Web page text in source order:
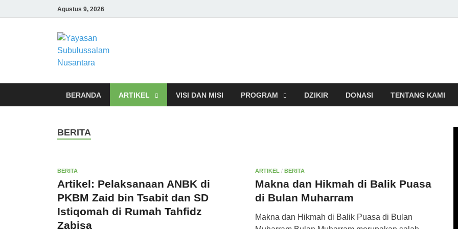
Agustus 9, 2026
BERANDA ARTIKEL VISI DAN MISI PROGRAM DZIKIR DONASI TENTANG KAMI
BERITA
BERITA
Artikel: Pelaksanaan ANBK di
PKBM Zaid bin Tsabit dan SD
Istiqomah di Rumah Tahfidz
Zabisa
ARTIKEL / BERITA
Makna dan Hikmah di Balik Puasa
di Bulan Muharram
Makna dan Hikmah di Balik Puasa di Bulan